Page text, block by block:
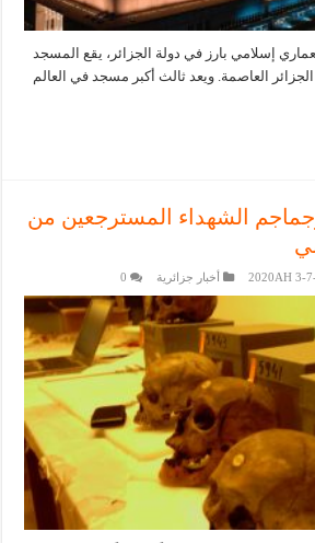
إسلامي بارز في دولة الجزائر، يقع المسجد
العاصمة. ويعد ثالث أكبر مسجد في العالم
الشهداء المسترجعين من
أخبار جزائرية 0